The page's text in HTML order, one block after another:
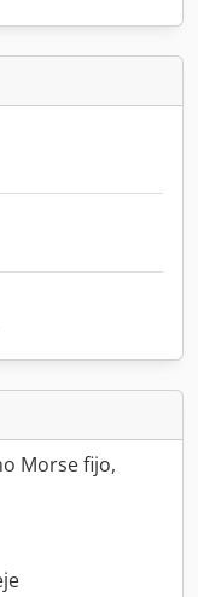
Morse fijo,